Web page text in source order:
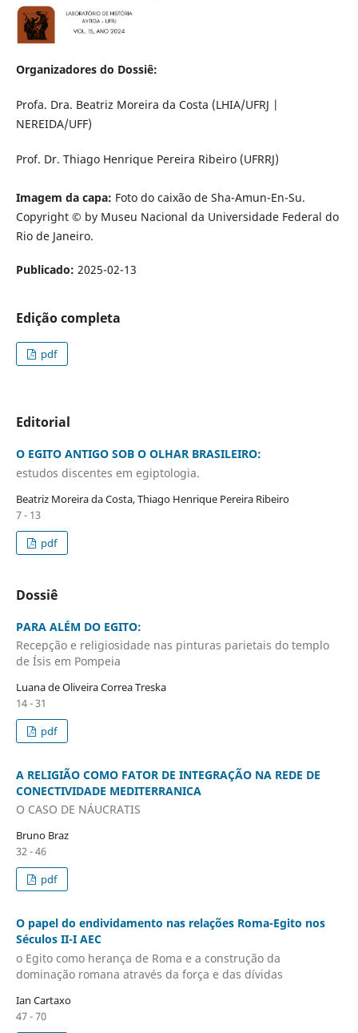
Organizadores do Dossiê:
Profa. Dra. Beatriz Moreira da Costa (LHIA/UFRJ |
NEREIDA/UFF)
Prof. Dr. Thiago Henrique Pereira Ribeiro (UFRRJ)
Imagem da capa: Foto do caixão de Sha-Amun-En-Su.
Copyright © by Museu Nacional da Universidade Federal do
Rio de Janeiro.
Publicado: 2025-02-13
Edição completa
pdf
Editorial
O EGITO ANTIGO SOB O OLHAR BRASILEIRO:
estudos discentes em egiptologia.
Beatriz Moreira da Costa, Thiago Henrique Pereira Ribeiro
7 - 13
pdf
Dossiê
PARA ALÉM DO EGITO:
Recepção e religiosidade nas pinturas parietais do templo
de Ísis em Pompeia
Luana de Oliveira Correa Treska
14 - 31
pdf
A RELIGIÃO COMO FATOR DE INTEGRAÇÃO NA REDE DE
CONECTIVIDADE MEDITERRANICA
O CASO DE NÁUCRATIS
Bruno Braz
32 - 46
pdf
O papel do endividamento nas relações Roma-Egito nos
Séculos II-I AEC
o Egito como herança de Roma e a construção da
dominação romana através da força e das dívidas
Ian Cartaxo
47 - 70